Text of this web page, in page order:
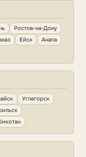
Ростов-на-Дону
Ейск
Анапа
Углегорск